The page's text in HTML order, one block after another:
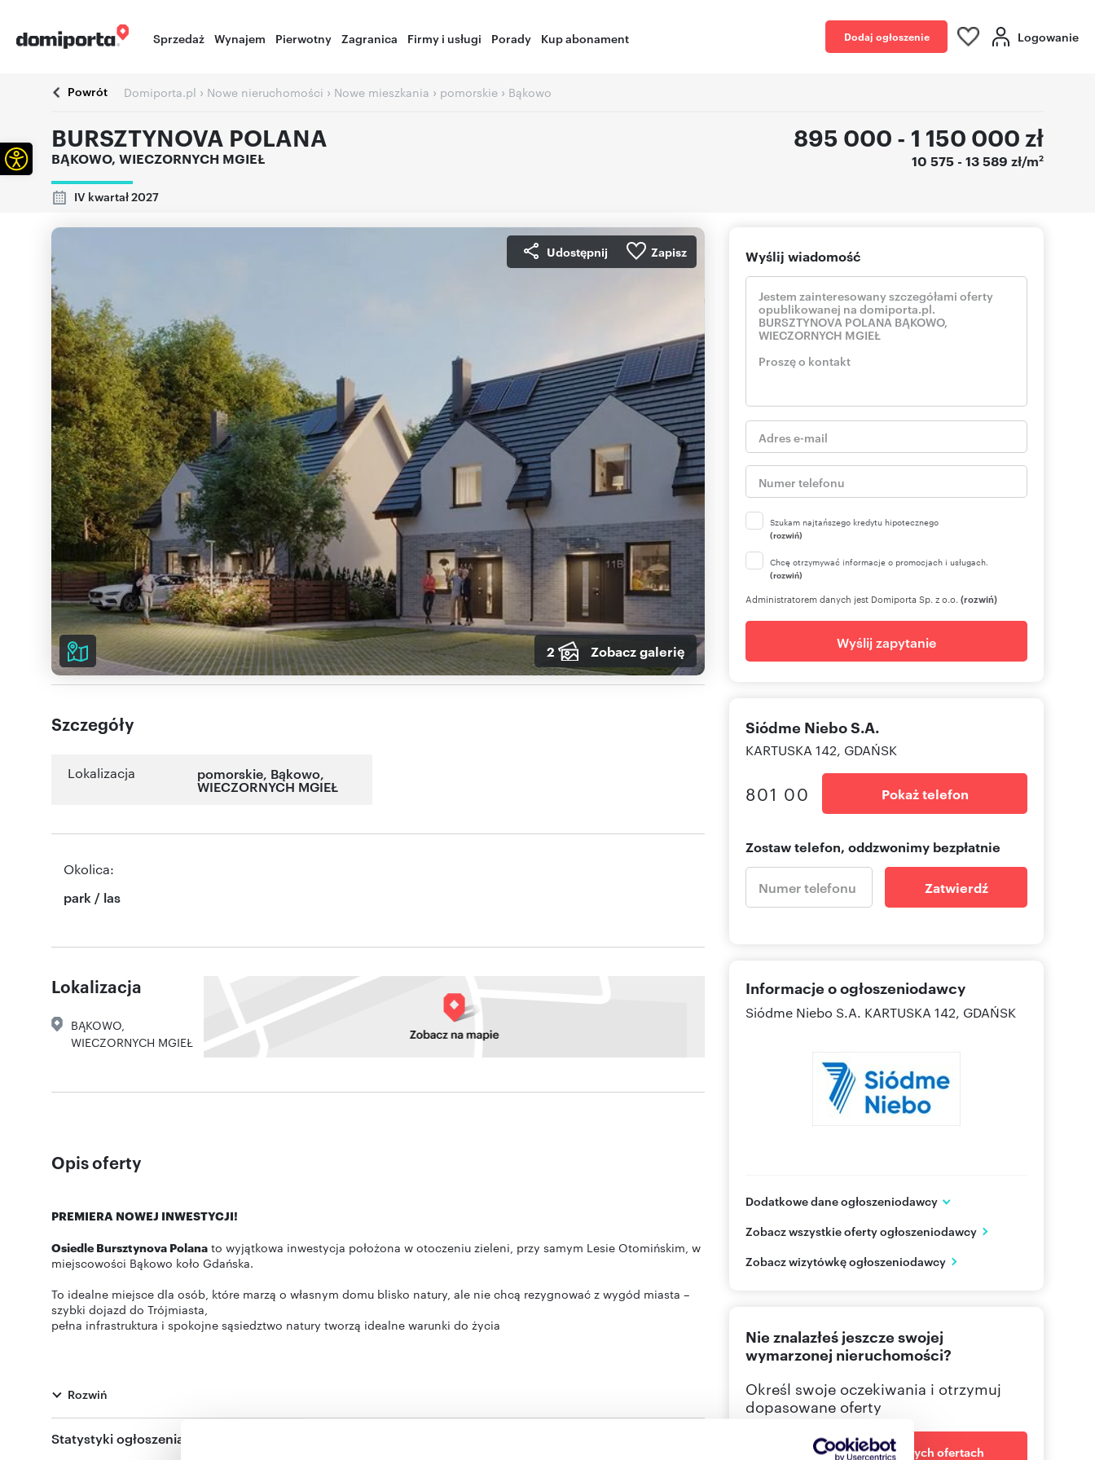
Sprzedaż Wynajem Pierwotny Zagranica Firmy i usługi Porady Kup abonament Dodaj ogłoszenie Logowanie
Powrót Domiporta.pl › Nowe nieruchomości › Nowe mieszkania › pomorskie › Bąkowo
BURSZTYNOVA POLANA
BĄKOWO, WIECZORNYCH MGIEŁ
IV kwartał 2027
895 000 - 1 150 000 zł
10 575 - 13 589 zł/m2
Udostępnij Zapisz
2 Zobacz galerię
Szczegóły
Lokalizacja pomorskie, Bąkowo,
WIECZORNYCH MGIEŁ
Okolica:
park / las
Lokalizacja
BĄKOWO,
WIECZORNYCH MGIEŁ
Opis oferty
PREMIERA NOWEJ INWESTYCJI!
Osiedle Bursztynova Polana to wyjątkowa inwestycja położona w otoczeniu zieleni, przy samym Lesie Otomińskim, w
miejscowości Bąkowo koło Gdańska.
To idealne miejsce dla osób, które marzą o własnym domu blisko natury, ale nie chcą rezygnować z wygód miasta –
szybki dojazd do Trójmiasta,
pełna infrastruktura i spokojne sąsiedztwo natury tworzą idealne warunki do życia
Oferujemy domy jednorodzinne w zabudowie dwulokalowej o metrażu 84,63 m2.
W każdym z nich zaplanowano dwa piętra, co pozwala podzielić dom na wygodną dla mieszkańców strefę dzienną i
prywatną.
Rozwiń
Statystyki ogłoszenia:
Wyślij wiadomość
Szukam najtańszego kredytu hipotecznego
(rozwiń)
Chcę otrzymywać informacje o promocjach i usługach.
(rozwiń)
Administratorem danych jest Domiporta Sp. z o.o. (rozwiń)
Wyślij zapytanie
Siódme Niebo S.A.
KARTUSKA 142, GDAŃSK
801 00 Pokaż telefon
Zostaw telefon, oddzwonimy bezpłatnie
Zatwierdź
Informacje o ogłoszeniodawcy
Siódme Niebo S.A. KARTUSKA 142, GDAŃSK
Dodatkowe dane ogłoszeniodawcy
Al. Niepodległości 124/8
mazowieckie
Zobacz wszystkie oferty ogłoszeniodawcy
Zobacz wizytówkę ogłoszeniodawcy
Nie znalazłeś jeszcze swojej
wymarzonej nieruchomości?
Określ swoje oczekiwania i otrzymuj
dopasowane oferty
Powiadom o nowych ofertach
Otwórz pasek narzędzi